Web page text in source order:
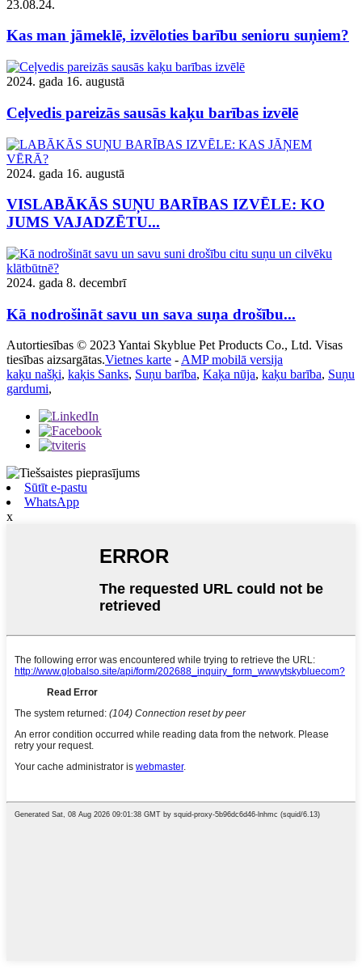
23.08.24.
Kas man jāmeklē, izvēloties barību senioru suņiem?
2024. gada 16. augustā
Ceļvedis pareizās sausās kaķu barības izvēlē
2024. gada 16. augustā
VISLABĀKĀS SUŅU BARĪBAS IZVĒLE: KO
JUMS VAJADZĒTU...
2024. gada 8. decembrī
Kā nodrošināt savu un sava suņa drošību...
Autortiesības © 2023 Yantai Skyblue Pet Products Co., Ltd. Visas
tiesības aizsargātas.Vietnes karte -AMP mobilā versija
kaķu našķi, kaķis Sanks, Suņu barība, Kaķa nūja, kaķu barība, Suņu
gardumi,
Sūtīt e-pastu
WhatsApp
x